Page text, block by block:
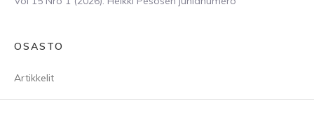
OSASTO
Artikkelit